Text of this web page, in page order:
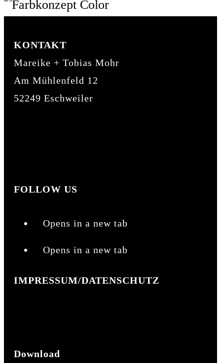
KONTAKT
Mareike + Tobias Mohr
Am Mühlenfeld 12
52249 Eschweiler
FOLLOW US
Opens in a new tab
Opens in a new tab
IMPRESSUM/DATENSCHUTZ
Download